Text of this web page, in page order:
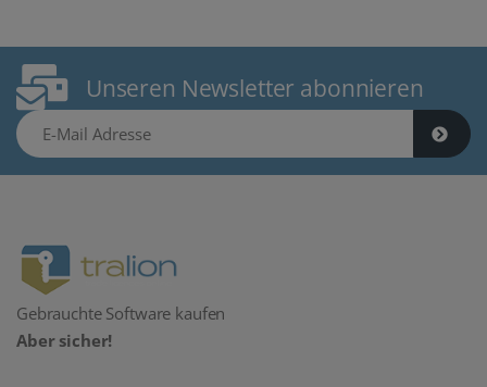
Unseren Newsletter abonnieren
E-Mail Adresse
Gebrauchte Software kaufen
Aber sicher!